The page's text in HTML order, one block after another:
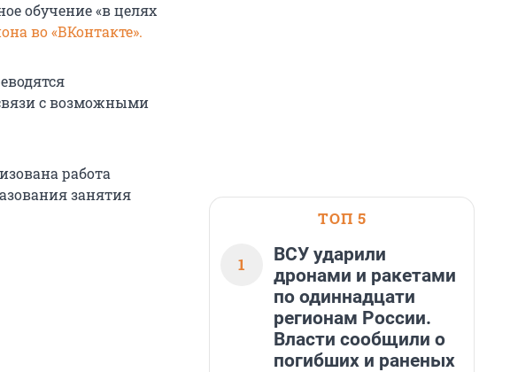
обучение «в целях
во «ВКонтакте».
с возможными
работа
занятия
ТОП 5
1
ВСУ ударили
дронами и ракетами
по одиннадцати
регионам России.
Власти сообщили о
погибших и раненых